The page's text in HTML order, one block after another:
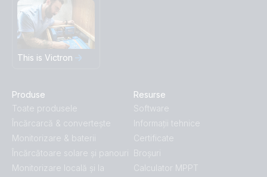
This is Victron
Produse
Toate produsele
Încărcarcă & convertește
Monitorizare & baterii
Încărcătoare solare și panouri
Monitorizare locală și la
Resurse
Software
Informații tehnice
Certificate
Broșuri
Calculator MPPT